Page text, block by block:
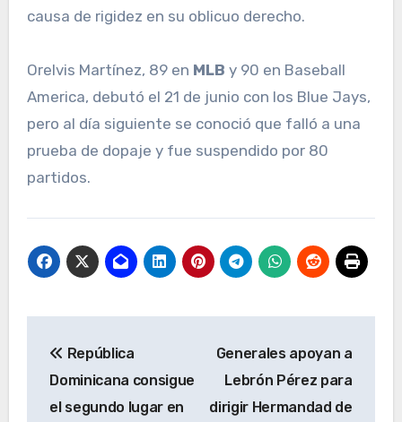
causa de rigidez en su oblicuo derecho.
Orelvis Martínez, 89 en MLB y 90 en Baseball
America, debutó el 21 de junio con los Blue Jays,
pero al día siguiente se conoció que falló a una
prueba de dopaje y fue suspendido por 80
partidos.
de
entradas
República
Dominicana consigue
el segundo lugar en
Generales apoyan a
Lebrón Pérez para
dirigir Hermandad de